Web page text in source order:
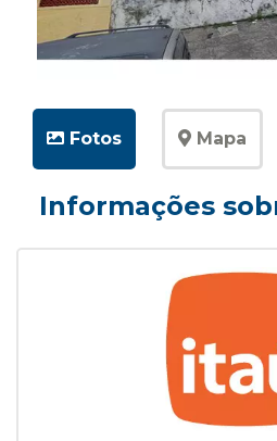
Fotos Mapa
Informações